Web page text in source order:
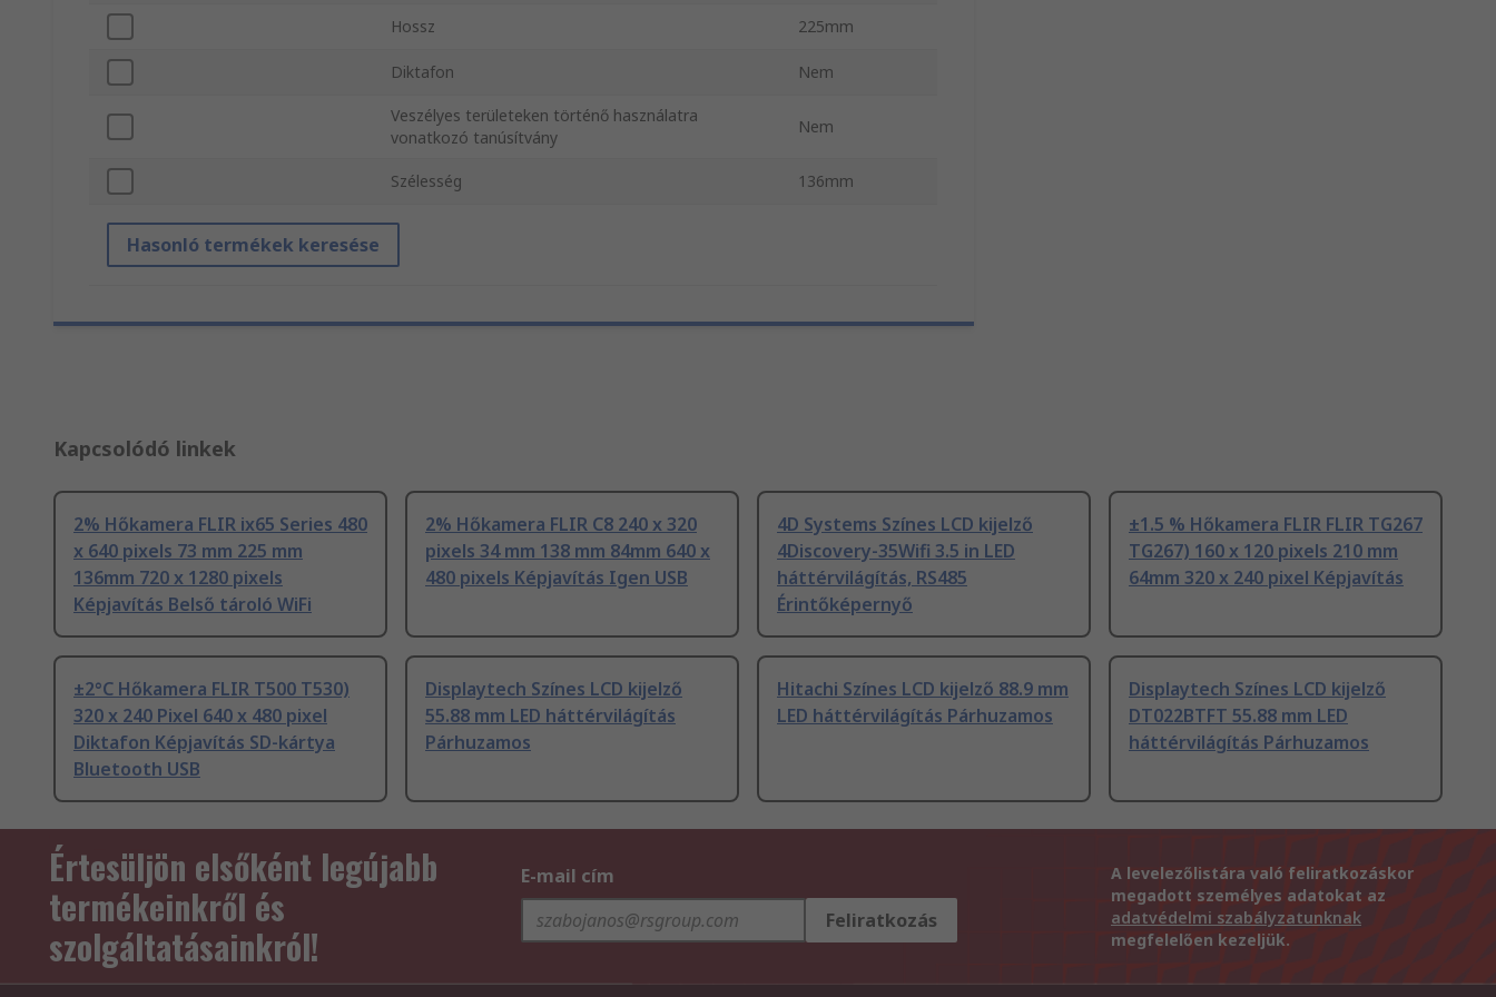
Hossz 225mm
Diktafon Nem
Veszélyes területeken történő használatra
vonatkozó tanúsítvány
Nem
Szélesség 136mm
Hasonló termékek keresése
Kapcsolódó linkek
2% Hőkamera FLIR ix65 Series 480
x 640 pixels 73 mm 225 mm
136mm 720 x 1280 pixels
Képjavítás Belső tároló WiFi
2% Hőkamera FLIR C8 240 x 320
pixels 34 mm 138 mm 84mm 640 x
480 pixels Képjavítás Igen USB
4D Systems Színes LCD kijelző
4Discovery-35Wifi 3.5 in LED
háttérvilágítás, RS485
Érintőképernyő
±1.5 % Hőkamera FLIR FLIR TG267
TG267) 160 x 120 pixels 210 mm
64mm 320 x 240 pixel Képjavítás
±2°C Hőkamera FLIR T500 T530)
320 x 240 Pixel 640 x 480 pixel
Diktafon Képjavítás SD-kártya
Bluetooth USB
Displaytech Színes LCD kijelző
55.88 mm LED háttérvilágítás
Párhuzamos
Hitachi Színes LCD kijelző 88.9 mm
LED háttérvilágítás Párhuzamos
Displaytech Színes LCD kijelző
DT022BTFT 55.88 mm LED
háttérvilágítás Párhuzamos
Értesüljön elsőként legújabb
termékeinkről és
szolgáltatásainkról!
E-mail cím
Feliratkozás
A levelezőlistára való feliratkozáskor
megadott személyes adatokat az
adatvédelmi szabályzatunknak
megfelelően kezeljük.